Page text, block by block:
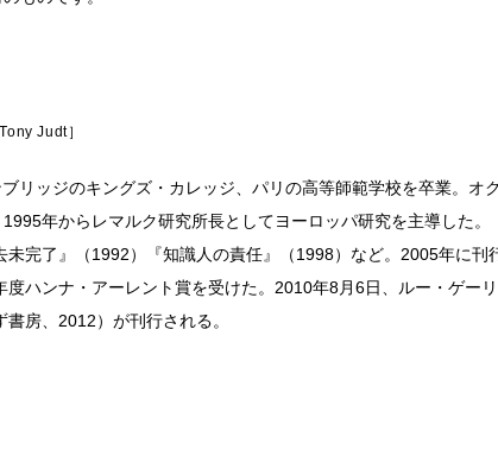
Tony Judt
リッジのキングズ・カレッジ、パリの高等師範学校を卒業。
年からレマルク研究所長としてヨーロッパ研究を主導した
完了』（1992）『知識人の責任』（1998）など。2005年に
ハンナ・アーレント賞を受けた。2010年8月6日、ルー・ゲー
房、2012）が刊行される。